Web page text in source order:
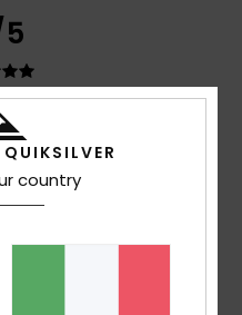
country